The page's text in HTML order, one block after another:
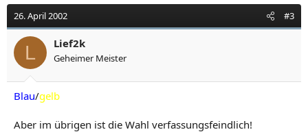
26. April 2002 #3
L Lief2k
Geheimer Meister
Blau/gelb
Aber im übrigen ist die Wahl verfassungsfeindlich!